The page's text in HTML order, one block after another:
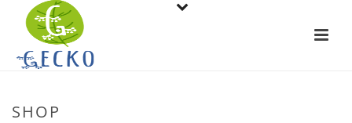
SHOP